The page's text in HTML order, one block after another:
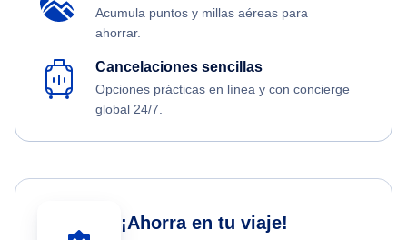
Acumula puntos y millas aéreas para
ahorrar.
Cancelaciones sencillas
Opciones prácticas en línea y con concierge
global 24/7.
¡Ahorra en tu viaje!